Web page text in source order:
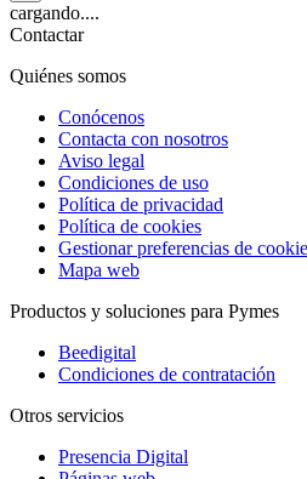
cargando....
Contactar
Quiénes somos
Conócenos
Contacta con nosotros
Aviso legal
Condiciones de uso
Política de privacidad
Política de cookies
Gestionar preferencias de
Mapa web
Productos y soluciones para Pymes
Beedigital
Condiciones de contratación
Otros servicios
Presencia Digital